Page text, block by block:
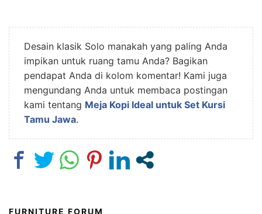
Desain klasik Solo manakah yang paling Anda
impikan untuk ruang tamu Anda? Bagikan
pendapat Anda di kolom komentar! Kami juga
mengundang Anda untuk membaca postingan
kami tentang Meja Kopi Ideal untuk Set Kursi
Tamu Jawa.
FURNITURE FORUM